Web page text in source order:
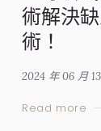
術解決
術！
2024 年 06 月
Read more